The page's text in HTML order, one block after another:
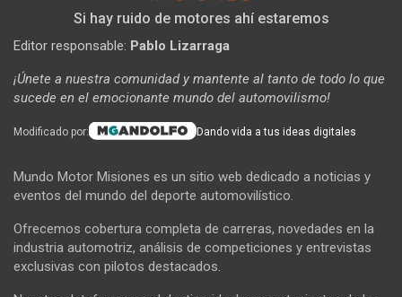
Si hay ruido de motores ahí estaremos
Editor responsable: Pablo Lizarraga
¡Únete a nuestra comunidad y mantente al tanto de todo lo que
sucede en el emocionante mundo del automovilismo!
Modificado por: Dando vida a tus ideas digitales
Mundo Motor Misiones es un sitio web dedicado a noticias y
eventos del mundo del deporte automovilístico.
Ofrecemos cobertura completa de carreras, novedades en la
industria automotriz, análisis de competiciones y entrevistas
exclusivas con pilotos destacados.